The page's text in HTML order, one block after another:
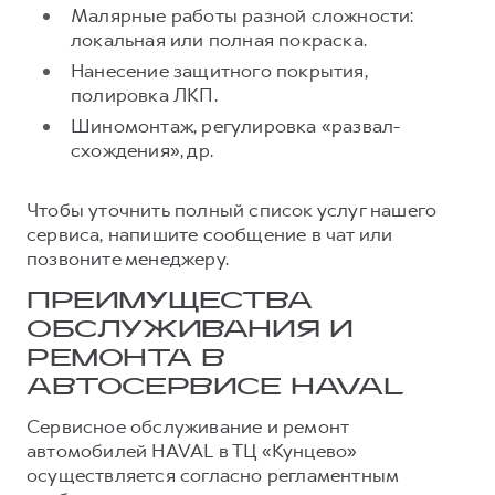
Малярные работы разной сложности:
локальная или полная покраска.
Нанесение защитного покрытия,
полировка ЛКП.
Шиномонтаж, регулировка «развал-
схождения», др.
Чтобы уточнить полный список услуг нашего
сервиса, напишите сообщение в чат или
позвоните менеджеру.
ПРЕИМУЩЕСТВА
ОБСЛУЖИВАНИЯ И
РЕМОНТА В
АВТОСЕРВИСЕ HAVAL
Сервисное обслуживание и ремонт
автомобилей HAVAL в ТЦ «Кунцево»
осуществляется согласно регламентным